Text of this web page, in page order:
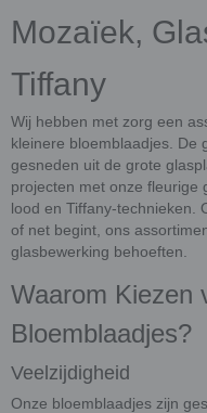
Mozaïek,
Tiffany
Wij hebben met zorg een
kleinere bloemblaadjes. De
gesneden uit de grote
projecten met onze fleurige
lood en Tiffany-technieken.
of net begint, ons
glasbewerking behoeften.
Waarom Kiezen
Bloemblaadjes?
Veelzijdigheid
Onze bloemblaadjes zijn